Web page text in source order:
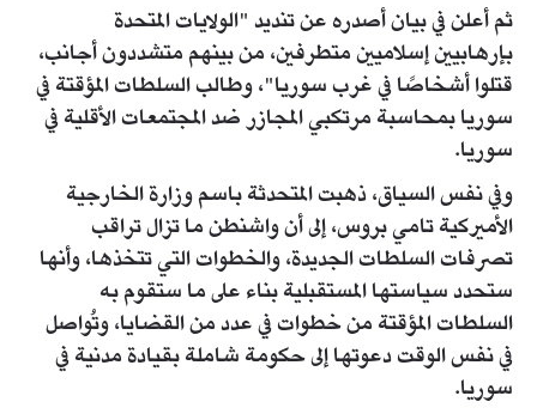
ثم أعلن في بيان أصدره عن تنديد "الولايات المتحدة
بإرهابيين إسلاميين متطرفين، من بينهم متشددون أجانب،
قتلوا أشخاصًا في غرب سوريا"، وطالب السلطات المؤقتة في
سوريا بمحاسبة مرتكبي المجازر ضد المجتمعات الأقلية في
سوريا.
وفي نفس السياق، ذهبت المتحدثة باسم وزارة الخارجية
الأميركية تامي بروس، إلى أن واشنطن ما تزال تراقب
تصرفات السلطات الجديدة، والخطوات التي تتخذها، وأنها
ستحدد سياستها المستقبلية بناء على ما ستقوم به
السلطات المؤقتة من خطوات في عدد من القضايا، وتُواصل
في نفس الوقت دعوتها إلى حكومة شاملة بقيادة مدنية في
سوريا.